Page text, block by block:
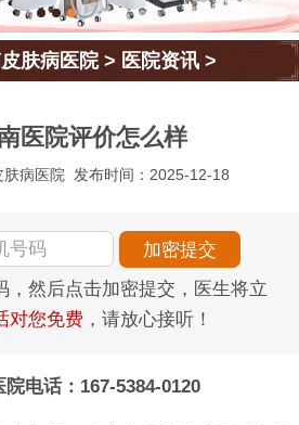
肤病医院> 医院资讯 >
医院评价怎么样
肤病医院 发布时间：2025-12-18
，然后点击加密提交，医生将立
对您免费 ，请放心接听！
电话：167-5384-0120